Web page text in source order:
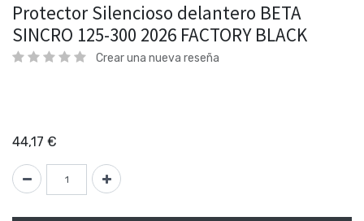
Protector Silencioso delantero BETA
SINCRO 125-300 2026 FACTORY BLACK
Crear una nueva reseña
44,17 €